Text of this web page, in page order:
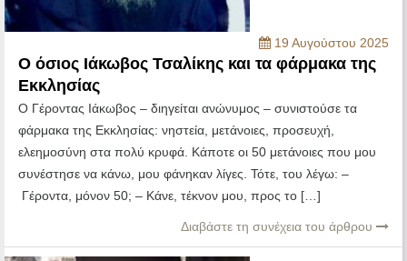
19 Αυγούστου 2025
Ο όσιος Ιάκωβος Τσαλίκης και τα φάρμακα της
Εκκλησίας
Ο Γέροντας Ιάκωβος – διηγείται ανώνυμος – συνιστούσε τα
φάρμακα της Εκκλησίας: νηστεία, μετάνοιες, προσευχή,
ελεημοσύνη στα πολύ κρυφά. Κάποτε οι 50 μετάνοιες που μου
συνέστησε να κάνω, μου φάνηκαν λίγες. Τότε, του λέγω: –
Γέροντα, μόνον 50; – Κάνε, τέκνον μου, προς το […]
Διαβάστε τη συνέχεια του άρθρου